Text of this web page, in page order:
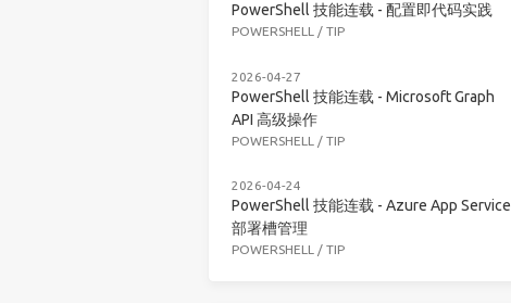
PowerShell 技能连载 - 配置即代码实践
POWERSHELL / TIP
2026-04-27
PowerShell 技能连载 - Microsoft Graph
API 高级操作
POWERSHELL / TIP
2026-04-24
PowerShell 技能连载 - Azure App Service
部署槽管理
POWERSHELL / TIP